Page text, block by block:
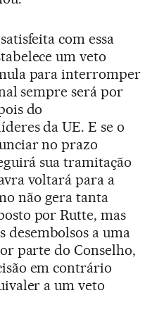
com essa
um veto
para interromper
sempre será por
do
da UE. E se o
no prazo
sua tramitação
voltará para a
não gera tanta
por Rutte, mas
desembolsos a uma
parte do Conselho,
em contrário
a um veto